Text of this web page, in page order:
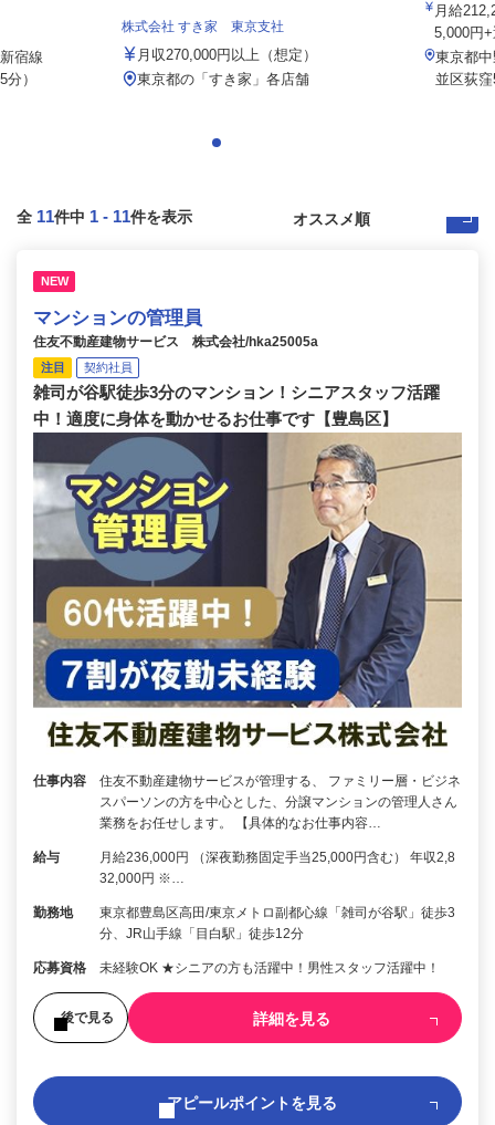
宿線
）
株式会社 すき家 東京支社
月収270,000円以上（想定）
東京都の「すき家」各店舗
月給
5,000円
東京都
並区荻
全 11件中 1 - 11件を表示
NEW
マンションの管理員
住友不動産建物サービス 株式会社/hka25005a
注目 契約社員
雑司が谷駅徒歩3分のマンション！シニアスタッフ活躍
中！適度に身体を動かせるお仕事です【豊島区】
仕事内容
住友不動産建物サービスが管理する、 ファミリー層・ビジネ
スパーソンの方を中心とした、分譲マンションの管理人さん
業務をお任せします。 【具体的なお仕事内容…
給与
月給236,000円 （深夜勤務固定手当25,000円含む） 年収2,8
32,000円 ※…
勤務地
東京都豊島区高田/東京メトロ副都心線「雑司が谷駅」徒歩3
分、JR山手線「目白駅」徒歩12分
応募資格 未経験OK ★シニアの方も活躍中！男性スタッフ活躍中！
後で見る 詳細を見る
アピールポイントを見る